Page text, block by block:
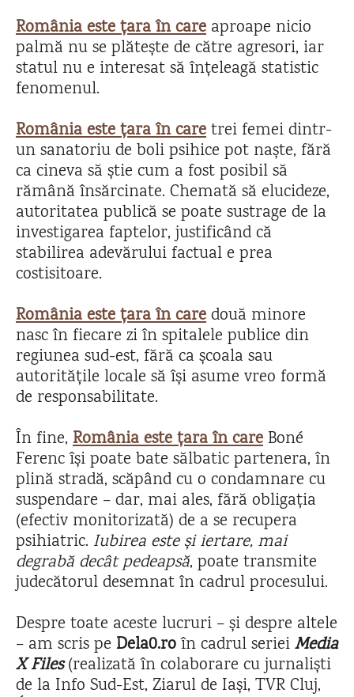
România este țara în care aproape nicio
palmă nu se plătește de către agresori, iar
statul nu e interesat să înțeleagă statistic
fenomenul.
România este țara în caretrei femei dintr-
un sanatoriu de boli psihice pot naște, fără
ca cineva să știe cum a fost posibil să
rămână însărcinate. Chemată să elucideze,
autoritatea publică se poate sustrage de la
investigarea faptelor, justificând că
stabilirea adevărului factual e prea
costisitoare.
România este țara în caredouă minore
nasc în fiecare zi în spitalele publice din
regiunea sud-est, fără ca școala sau
autoritățile locale să își asume vreo formă
de responsabilitate.
În fine, România este țara în care Boné
Ferenc își poate bate sălbatic partenera, în
plină stradă, scăpând cu o condamnare cu
suspendare – dar, mai ales, fără obligația
(efectiv monitorizată) de a se recupera
psihiatric. Iubirea este și iertare, mai
degrabă decât pedeapsă, poate transmite
judecătorul desemnat în cadrul procesului.
Despre toate aceste lucruri – și despre altele
– am scris pe Dela0.roîn cadrul serieiMedia
X Files(realizată în colaborare cu jurnaliști
de la Info Sud-Est, Ziarul de Iași, TVR Cluj,